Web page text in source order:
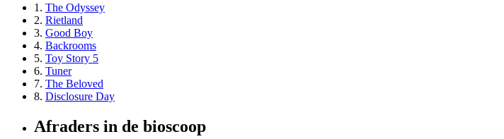
1. The Odyssey
2. Rietland
3. Good Boy
4. Backrooms
5. Toy Story 5
6. Tuner
7. The Beloved
8. Disclosure Day
Afraders in de bioscoop